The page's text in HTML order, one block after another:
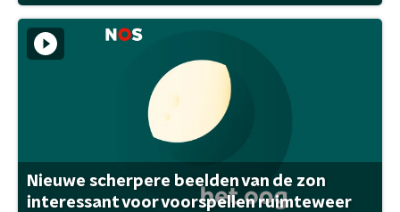
Nieuwe scherpere beelden van de zon
interessant voor voorspellen ruimteweer